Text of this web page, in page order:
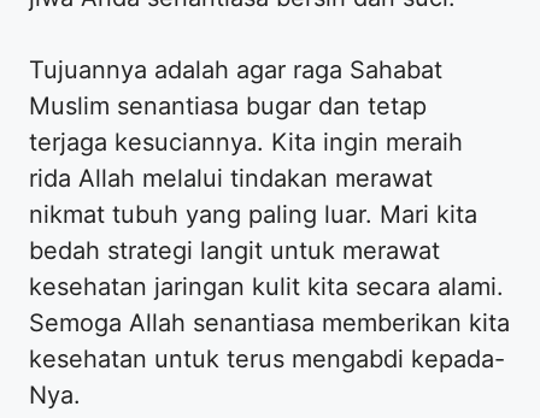
Tujuannya adalah agar raga Sahabat
Muslim senantiasa bugar dan tetap
terjaga kesuciannya. Kita ingin meraih
rida Allah melalui tindakan merawat
nikmat tubuh yang paling luar. Mari kita
bedah strategi langit untuk merawat
kesehatan jaringan kulit kita secara alami.
Semoga Allah senantiasa memberikan kita
kesehatan untuk terus mengabdi kepada-
Nya.